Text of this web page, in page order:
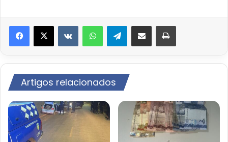
VK WhatsAppTelegramCompartilhar via e-mail Imprimir
Artigos relacionados